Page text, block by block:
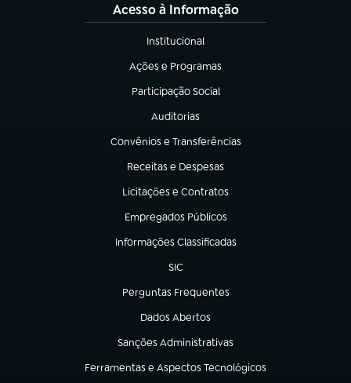
Acesso à Informação
Institucional
(abre em nova aba)
Ações e Programas
(abre em nova aba)
Participação Social
(abre em nova aba)
Auditorias
(abre em nova aba)
Convênios e Transferências
(abre em nova aba)
Receitas e Despesas
(abre em nova aba)
Licitações e Contratos
(abre em nova aba)
Empregados Públicos
(abre em nova aba)
Informações Classificadas
(abre em nova aba)
SIC
(abre em nova aba)
Perguntas Frequentes
(abre em nova aba)
Dados Abertos
(abre em nova aba)
Sanções Administrativas
(abre em nova aba)
Ferramentas e Aspectos Tecnológicos
(abre em nova aba)